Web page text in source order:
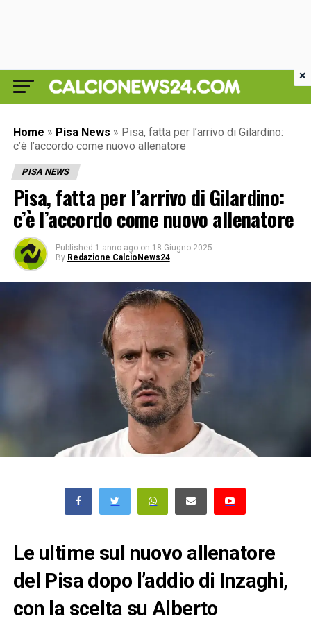
Home » Pisa News » Pisa, fatta per l’arrivo di Gilardino:
c’è l’accordo come nuovo allenatore
PISA NEWS
Pisa, fatta per l’arrivo di Gilardino:
c’è l’accordo come nuovo allenatore
Published 1 anno ago on 18 Giugno 2025
By Redazione CalcioNews24
Le ultime sul nuovo allenatore
del Pisa dopo l’addio di Inzaghi,
con la scelta su Alberto
×